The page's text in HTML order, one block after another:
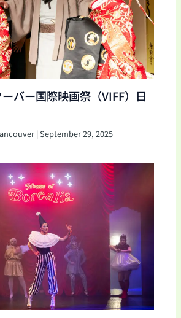
バー国際映画祭（VIFF）日
|September 29, 2025